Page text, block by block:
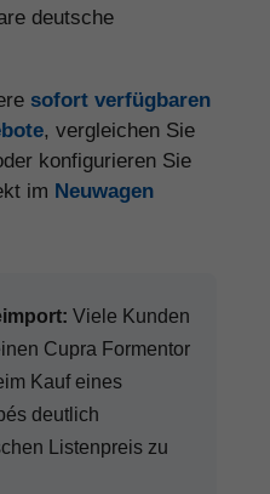
deutsche
sofort verfügbaren
, vergleichen Sie
konfigurieren Sie
im Neuwagen
Viele Kunden
Cupra Formentor
Kauf eines
deutlich
Listenpreis zu